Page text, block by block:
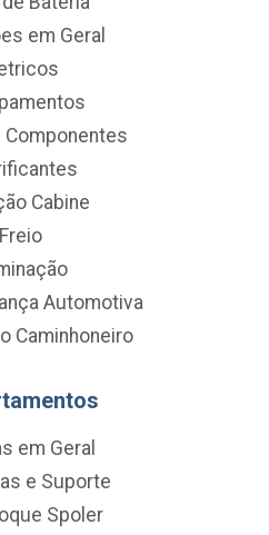
em Geral
Componentes
Cabine
Freio
Automotiva
Caminhoneiro
em Geral
e Suporte
Spoler